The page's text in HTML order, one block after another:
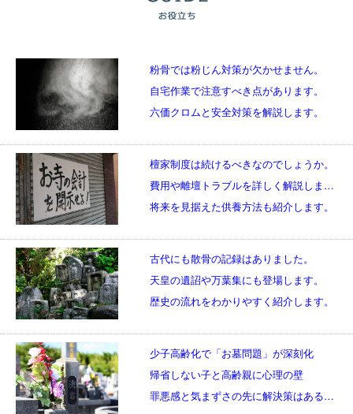
粉骨では粉じん対策が欠かせません。
自宅作業で注意すべき点があります。
六価クロムと安全対策を解説します。
檀家制度は続けるべきなのでしょうか。
費用や離壇トラブルを詳しく解説します。
将来を見据えた供養方法も紹介します。
古代にも散骨の記録はありました。
天皇の遺詔や万葉集にも登場します。
歴史の流れをわかりやすく紹介します。
少子高齢化で「お墓問題」が深刻化
帰省しない子と高齢親に心理の壁
罪悪感と気まずさの先に解決策はあるのか